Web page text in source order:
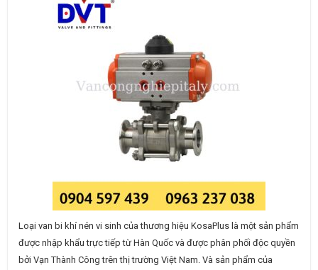
Loại van bi khí nén vi sinh của thương hiệu KosaPlus là một sản phẩm
được nhập khẩu trực tiếp từ Hàn Quốc và được phân phối độc quyền
bởi Vạn Thành Công trên thị trường Việt Nam. Và sản phẩm của